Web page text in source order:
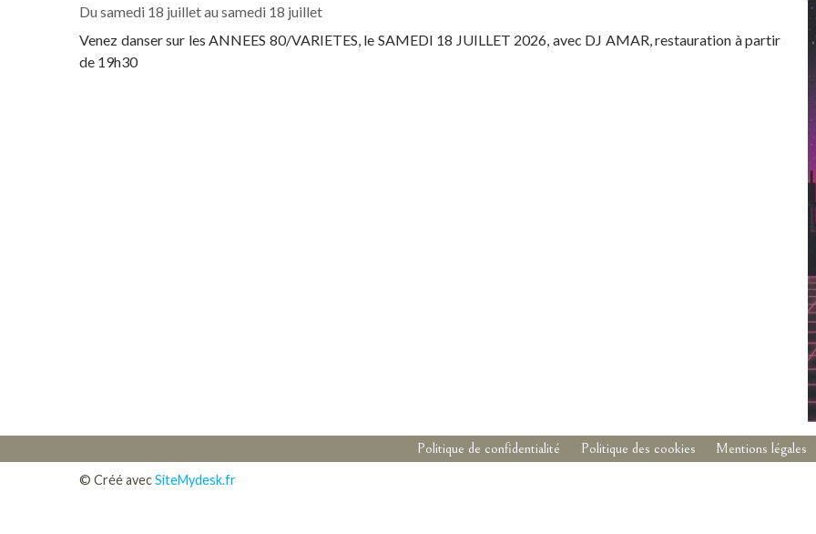
Du samedi 18 juillet au samedi 18 juillet
Venez danser sur les ANNEES 80/VARIETES, le SAMEDI 18 JUILLET 2026, avec DJ AMAR, restauration à partir
de 19h30
Pied de page Politique de confidentialité Politique des cookies Mentions légales
Aparté basse
© Créé avecSiteMydesk.fr